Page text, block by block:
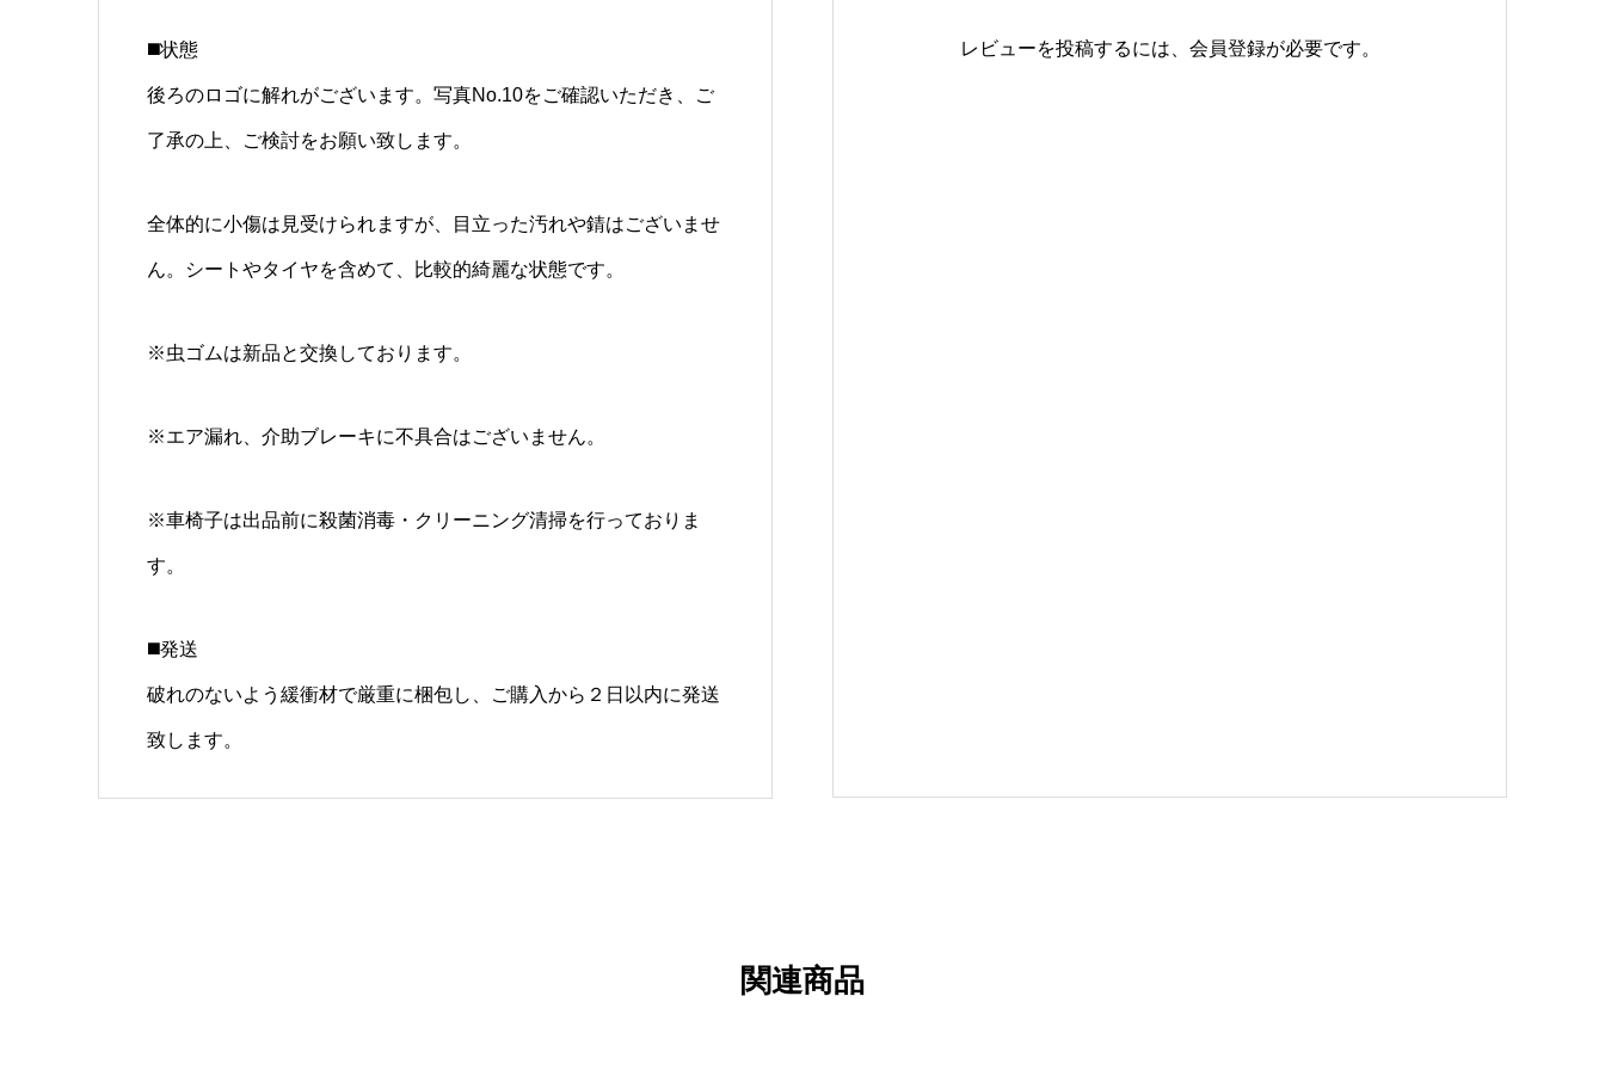
◼️状態
後ろのロゴに解れがございます。写真No.10をご確認いただき、ご
了承の上、ご検討をお願い致します。
全体的に小傷は見受けられますが、目立った汚れや錆はございませ
ん。シートやタイヤを含めて、比較的綺麗な状態です。
※虫ゴムは新品と交換しております。
※エア漏れ、介助ブレーキに不具合はございません。
※車椅子は出品前に殺菌消毒・クリーニング清掃を行っておりま
す。
◼️発送
破れのないよう緩衝材で厳重に梱包し、ご購入から２日以内に発送
致します。
レビューを投稿するには、会員登録が必要です。
関連商品